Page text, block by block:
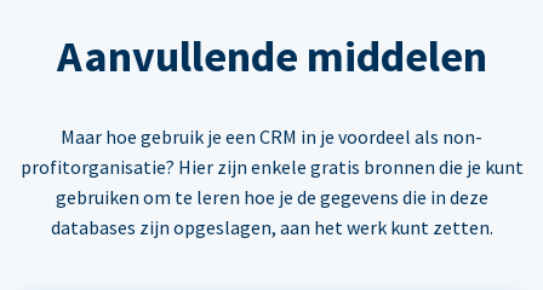
Aanvullende middelen
Maar hoe gebruik je een CRM in je voordeel als non-
profitorganisatie? Hier zijn enkele gratis bronnen die je kunt
gebruiken om te leren hoe je de gegevens die in deze
databases zijn opgeslagen, aan het werk kunt zetten.